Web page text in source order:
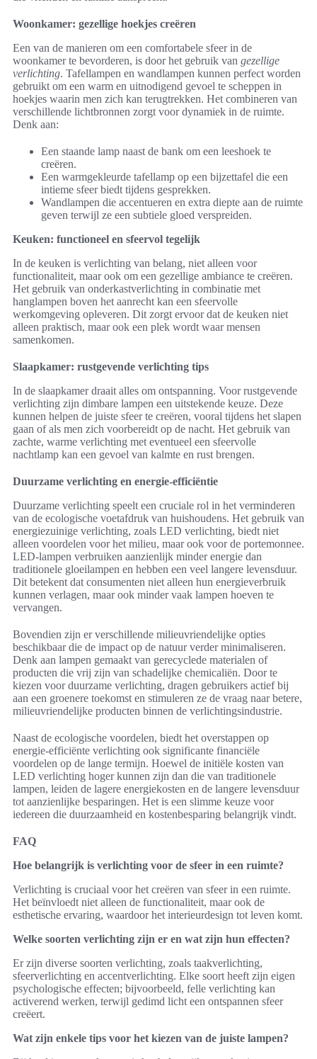
Woonkamer: gezellige hoekjes creëren
Een van de manieren om een comfortabele sfeer in de
woonkamer te bevorderen, is door het gebruik van gezellige
verlichting. Tafellampen en wandlampen kunnen perfect worden
gebruikt om een warm en uitnodigend gevoel te scheppen in
hoekjes waarin men zich kan terugtrekken. Het combineren van
verschillende lichtbronnen zorgt voor dynamiek in de ruimte.
Denk aan:
Een staande lamp naast de bank om een leeshoek te
creëren.
Een warmgekleurde tafellamp op een bijzettafel die een
intieme sfeer biedt tijdens gesprekken.
Wandlampen die accentueren en extra diepte aan de ruimte
geven terwijl ze een subtiele gloed verspreiden.
Keuken: functioneel en sfeervol tegelijk
In de keuken is verlichting van belang, niet alleen voor
functionaliteit, maar ook om een gezellige ambiance te creëren.
Het gebruik van onderkastverlichting in combinatie met
hanglampen boven het aanrecht kan een sfeervolle
werkomgeving opleveren. Dit zorgt ervoor dat de keuken niet
alleen praktisch, maar ook een plek wordt waar mensen
samenkomen.
Slaapkamer: rustgevende verlichting tips
In de slaapkamer draait alles om ontspanning. Voor rustgevende
verlichting zijn dimbare lampen een uitstekende keuze. Deze
kunnen helpen de juiste sfeer te creëren, vooral tijdens het slapen
gaan of als men zich voorbereidt op de nacht. Het gebruik van
zachte, warme verlichting met eventueel een sfeervolle
nachtlamp kan een gevoel van kalmte en rust brengen.
Duurzame verlichting en energie-efficiëntie
Duurzame verlichting speelt een cruciale rol in het verminderen
van de ecologische voetafdruk van huishoudens. Het gebruik van
energiezuinige verlichting, zoals LED verlichting, biedt niet
alleen voordelen voor het milieu, maar ook voor de portemonnee.
LED-lampen verbruiken aanzienlijk minder energie dan
traditionele gloeilampen en hebben een veel langere levensduur.
Dit betekent dat consumenten niet alleen hun energieverbruik
kunnen verlagen, maar ook minder vaak lampen hoeven te
vervangen.
Bovendien zijn er verschillende milieuvriendelijke opties
beschikbaar die de impact op de natuur verder minimaliseren.
Denk aan lampen gemaakt van gerecyclede materialen of
producten die vrij zijn van schadelijke chemicaliën. Door te
kiezen voor duurzame verlichting, dragen gebruikers actief bij
aan een groenere toekomst en stimuleren ze de vraag naar betere,
milieuvriendelijke producten binnen de verlichtingsindustrie.
Naast de ecologische voordelen, biedt het overstappen op
energie-efficiënte verlichting ook significante financiële
voordelen op de lange termijn. Hoewel de initiële kosten van
LED verlichting hoger kunnen zijn dan die van traditionele
lampen, leiden de lagere energiekosten en de langere levensduur
tot aanzienlijke besparingen. Het is een slimme keuze voor
iedereen die duurzaamheid en kostenbesparing belangrijk vindt.
FAQ
Hoe belangrijk is verlichting voor de sfeer in een ruimte?
Verlichting is cruciaal voor het creëren van sfeer in een ruimte.
Het beïnvloedt niet alleen de functionaliteit, maar ook de
esthetische ervaring, waardoor het interieurdesign tot leven komt.
Welke soorten verlichting zijn er en wat zijn hun effecten?
Er zijn diverse soorten verlichting, zoals taakverlichting,
sfeerverlichting en accentverlichting. Elke soort heeft zijn eigen
psychologische effecten; bijvoorbeeld, felle verlichting kan
activerend werken, terwijl gedimd licht een ontspannen sfeer
creëert.
Wat zijn enkele tips voor het kiezen van de juiste lampen?